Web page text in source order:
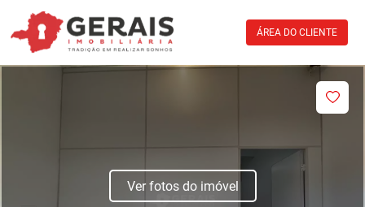
ÁREA DO CLIENTE
Ver fotos do imóvel